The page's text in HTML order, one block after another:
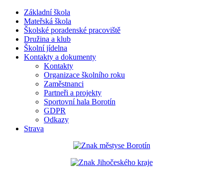
Základní škola
Mateřská škola
Školské poradenské pracoviště
Družina a klub
Školní jídelna
Kontakty a dokumenty
Kontakty
Organizace školního roku
Zaměstnanci
Partneři a projekty
Sportovní hala Borotín
GDPR
Odkazy
Strava